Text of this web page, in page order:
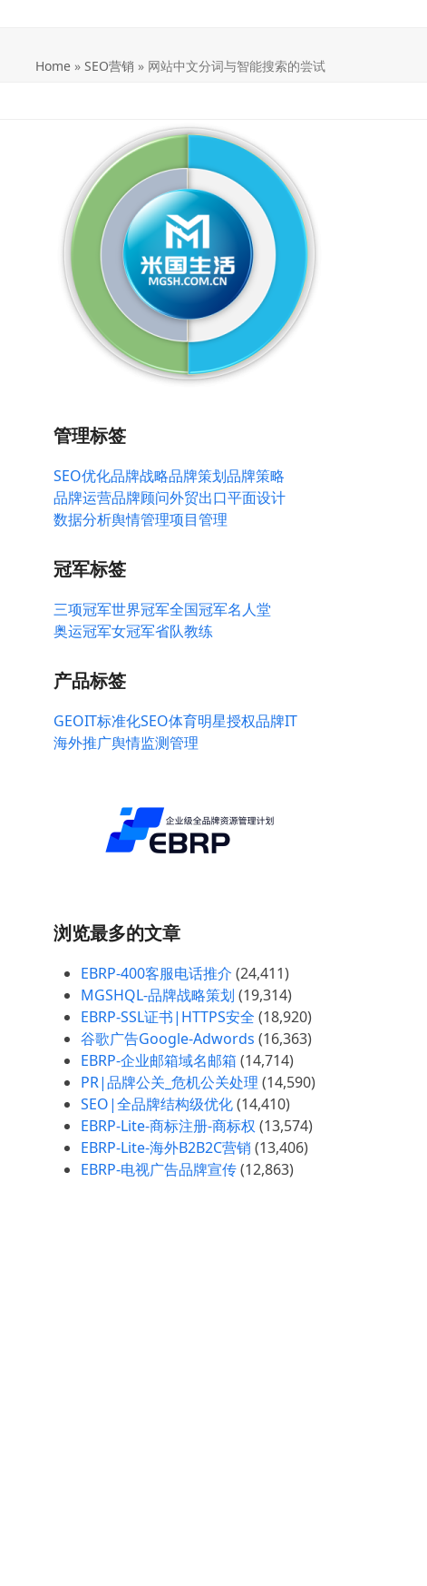
Home » SEO营销 » 网站中文分词与智能搜索的尝试
管理标签
SEO优化品牌战略品牌策划品牌策略
品牌运营品牌顾问外贸出口平面设计
数据分析舆情管理项目管理
冠军标签
三项冠军世界冠军全国冠军名人堂
奥运冠军女冠军省队教练
产品标签
GEOIT标准化SEO体育明星授权品牌IT
海外推广舆情监测管理
浏览最多的文章
EBRP-400客服电话推介 (24,411)
MGSHQL-品牌战略策划 (19,314)
EBRP-SSL证书|HTTPS安全 (18,920)
谷歌广告Google-Adwords (16,363)
EBRP-企业邮箱域名邮箱 (14,714)
PR|品牌公关_危机公关处理 (14,590)
SEO|全品牌结构级优化(14,410)
EBRP-Lite-商标注册-商标权 (13,574)
EBRP-Lite-海外B2B2C营销 (13,406)
EBRP-电视广告品牌宣传(12,863)